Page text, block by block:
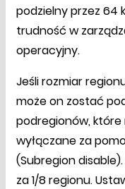
podzielny przez 64
trudność w
operacyjny.
Jeśli rozmiar
może on zostać
podregionów,
wyłączane za
(Subregion
za 1/8 regionu.